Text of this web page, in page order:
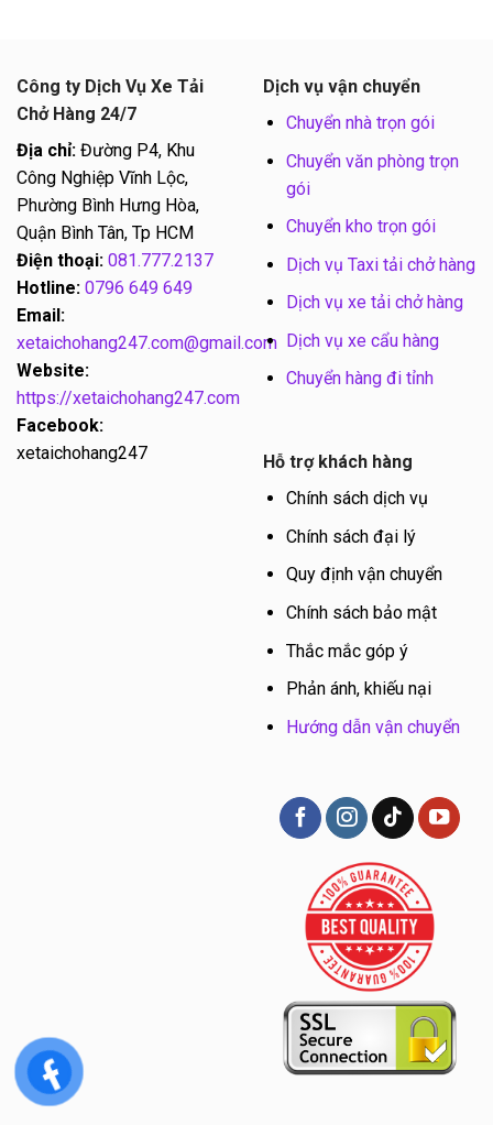
Công ty Dịch Vụ Xe Tải
Chở Hàng 24/7
Địa chỉ: Đường P4, Khu
Công Nghiệp Vĩnh Lộc,
Phường Bình Hưng Hòa,
Quận Bình Tân, Tp HCM
Điện thoại: 081.777.2137
Hotline: 0796 649 649
Email:
xetaichohang247.com@gmail.com
Website:
https://xetaichohang247.com
Facebook:
xetaichohang247
Dịch vụ vận chuyển
Chuyển nhà trọn gói
Chuyển văn phòng trọn
gói
Chuyển kho trọn gói
Dịch vụ Taxi tải chở hàng
Dịch vụ xe tải chở hàng
Dịch vụ xe cẩu hàng
Chuyển hàng đi tỉnh
Hỗ trợ khách hàng
Chính sách dịch vụ
Chính sách đại lý
Quy định vận chuyển
Chính sách bảo mật
Thắc mắc góp ý
Phản ánh, khiếu nại
Hướng dẫn vận chuyển